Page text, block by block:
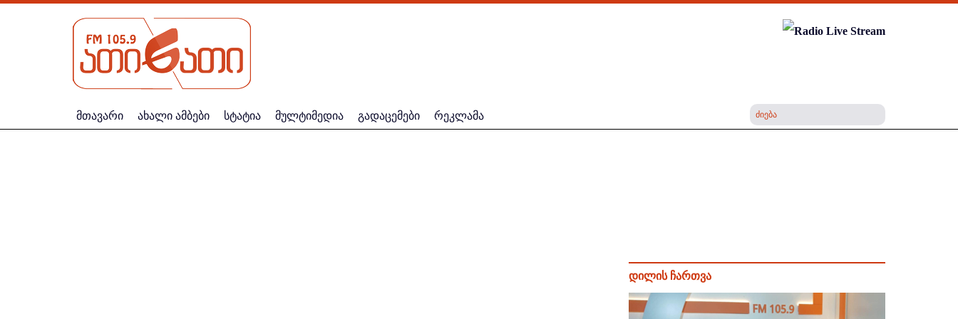
მთავარი ახალი ამბები სტატია მულტიმედია გადაცემები რეკლამა
დილის ჩართვა